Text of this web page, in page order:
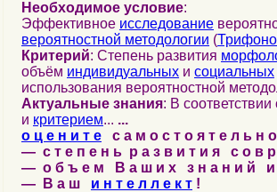
Необходимое условие:
Эффективное исследование
вероятностной методологии (
Критерий: Степень развития
объём индивидуальных и социальных
использования вероятностной
Актуальные знания: В соответствии
и критерием... ...
о ц е н и т е с а м о с т о я т е л ь н
— с т е п е н ь р а з в и т и я с о в
— о б ъ е м В а ш и х з н а н и й и
— В а ш и н т е л л е к т !